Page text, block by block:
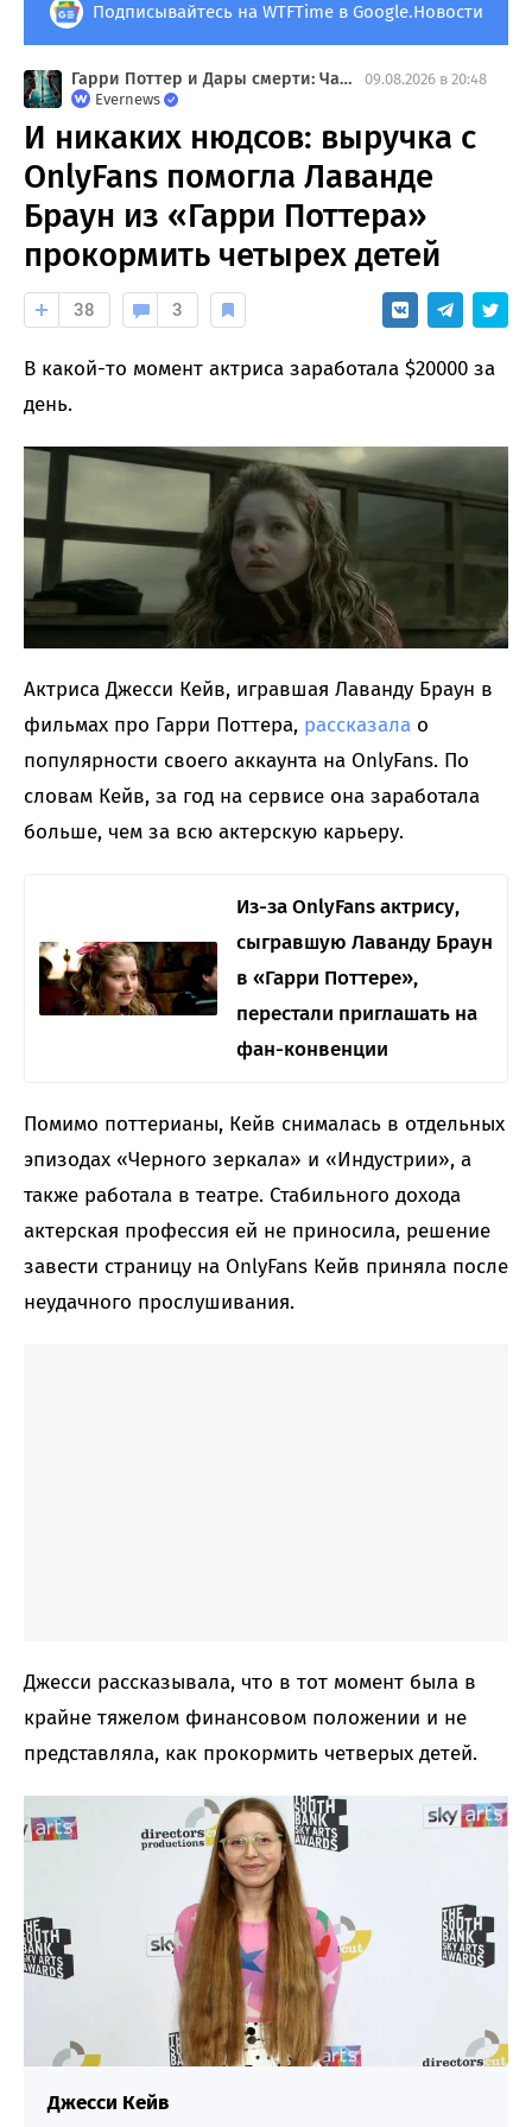
Подписывайтесь на WTFTime в Google.Новости
Гарри Поттер и Дары смерти: Часть 2
09.08.2026 в 20:48
Evernews
И никаких нюдсов: выручка с
OnlyFans помогла Лаванде
Браун из «Гарри Поттера»
прокормить четырех детей
38 3
В какой-то момент актриса заработала $20000 за
день.
Актриса Джесси Кейв, игравшая Лаванду Браун в
фильмах про Гарри Поттера, рассказала о
популярности своего аккаунта на OnlyFans. По
словам Кейв, за год на сервисе она заработала
больше, чем за всю актерскую карьеру.
Из-за OnlyFans актрису,
сыгравшую Лаванду Браун
в «Гарри Поттере»,
перестали приглашать на
фан-конвенции
Помимо поттерианы, Кейв снималась в отдельных
эпизодах «Черного зеркала» и «Индустрии», а
также работала в театре. Стабильного дохода
актерская профессия ей не приносила, решение
завести страницу на OnlyFans Кейв приняла после
неудачного прослушивания.
Джесси рассказывала, что в тот момент была в
крайне тяжелом финансовом положении и не
представляла, как прокормить четверых детей.
Джесси Кейв